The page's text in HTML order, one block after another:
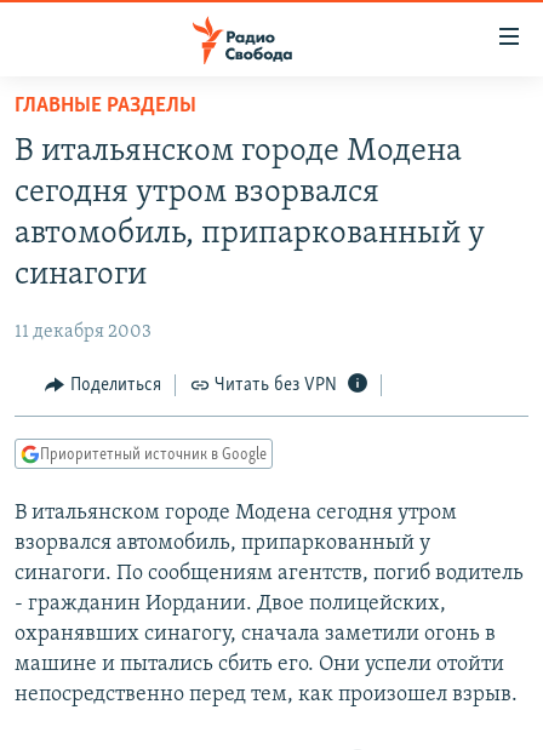
упрощенного
доступа
основному
содержанию
навигации
Вернутся
АВТОРСКИЕ ПРОЕКТЫ
КУЛЬТУРА
IDEL.РЕАЛИИ
КАВКАЗ.РЕАЛИИ
СИБИРЬ.РЕАЛИИ
РАСПИСАНИЕ ВЕЩАНИЯ
ПОДПИШИТЕСЬ НА РАССЫЛКУ
СОЦИАЛЬНЫЕ СЕТИ
ГЛАВНЫЕ РАЗДЕЛЫ
В итальянском городе Модена
сегодня утром взорвался
автомобиль, припаркованный у
синагоги
11 декабря 2003
Поделиться Читать без VPN
Приоритетный источник в Google
В итальянском городе Модена сегодня утром
взорвался автомобиль, припаркованный у
синагоги. По сообщениям агентств, погиб водитель
- гражданин Иордании. Двое полицейских,
охранявших синагогу, сначала заметили огонь в
машине и пытались сбить его. Они успели отойти
непосредственно перед тем, как произошел взрыв.